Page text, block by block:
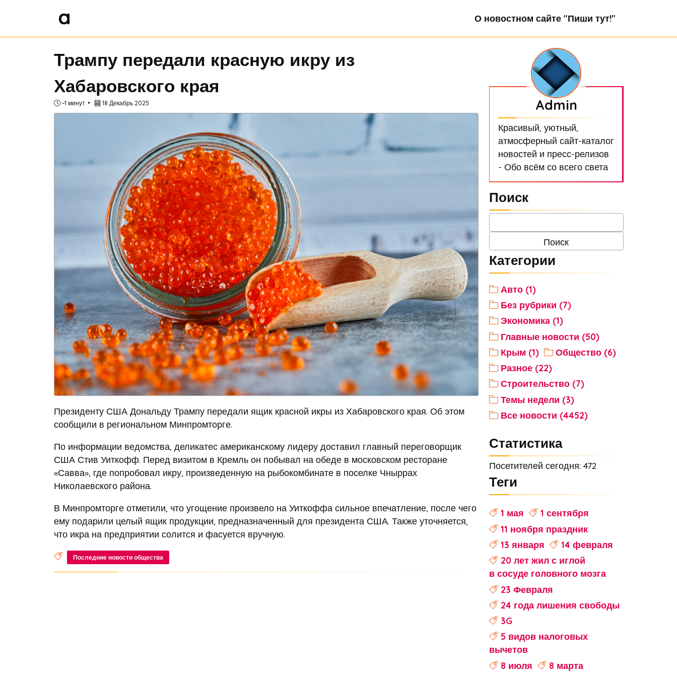
О новостном сайте "Пиши тут!"
Трампу передали красную икру из
Хабаровского края
~1 минут 18 Декабрь 2025
Президенту США Дональду Трампу передали ящик красной икры из Хабаровского края. Об этом
сообщили в региональном Минпромторге.
По информации ведомства, деликатес американскому лидеру доставил главный переговорщик
США Стив Уиткофф. Перед визитом в Кремль он побывал на обеде в московском ресторане
«Савва», где попробовал икру, произведенную на рыбокомбинате в поселке Чныррах
Николаевского района.
В Минпромторге отметили, что угощение произвело на Уиткоффа сильное впечатление, после чего
ему подарили целый ящик продукции, предназначенный для президента США. Также уточняется,
что икра на предприятии солится и фасуется вручную.
Последние новости общества
Admin
Красивый, уютный,
атмосферный сайт-каталог
новостей и пресс-релизов
- Обо всём со всего света
Поиск
Категории
Авто (1)
Без рубрики (7)
Экономика (1)
Главные новости (50)
Крым (1)
Общество (6)
Разное (22)
Строительство (7)
Темы недели (3)
Все новости (4452)
Статистика
Посетителей сегодня: 472
Теги
1 мая
1 сентября
11 ноября праздник
13 января
14 февраля
20 лет жил с иглой
в сосуде головного мозга
23 Февраля
24 года лишения свободы
3G
5 видов налоговых
вычетов
8 июля
8 марта